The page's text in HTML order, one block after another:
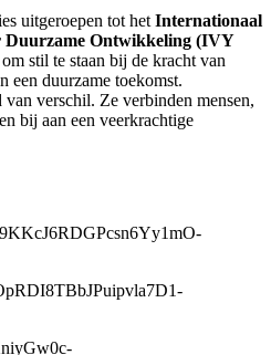
uitgeroepen tot het Internationaal
Ontwikkeling (IVY
stil te staan bij de kracht van
een duurzame toekomst.
verschil. Ze verbinden mensen,
bij aan een veerkrachtige